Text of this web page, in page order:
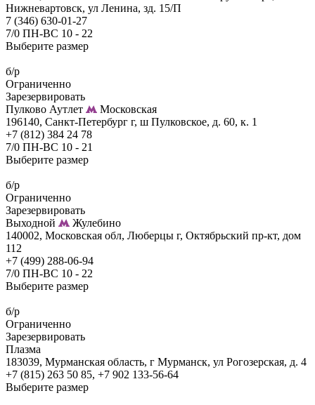
Нижневартовск, ул Ленина, зд. 15/П
7 (346) 630-01-27
7/0 ПН-ВС 10 - 22
Выберите размер
б/р
Ограниченно
Зарезервировать
Пулково Аутлет
Московская
196140, Санкт-Петербург г, ш Пулковское, д. 60, к. 1
+7 (812) 384 24 78
7/0 ПН-ВС 10 - 21
Выберите размер
б/р
Ограниченно
Зарезервировать
Выходной
Жулебино
140002, Московская обл, Люберцы г, Октябрьский пр-кт, дом
112
+7 (499) 288-06-94
7/0 ПН-ВС 10 - 22
Выберите размер
б/р
Ограниченно
Зарезервировать
Плазма
183039, Мурманская область, г Мурманск, ул Рогозерская, д. 4
+7 (815) 263 50 85, +7 902 133-56-64
Выберите размер